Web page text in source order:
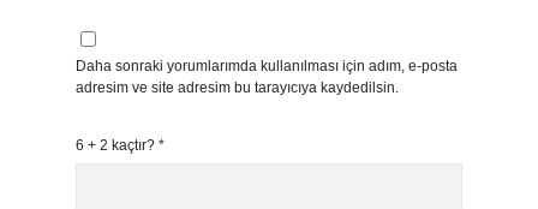
Daha sonraki yorumlarımda kullanılması için adım, e-posta
adresim ve site adresim bu tarayıcıya kaydedilsin.
6 + 2 kaçtır? *